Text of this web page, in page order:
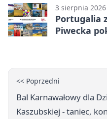
3 sierpnia 2026
Portugalia
Piwecka
<< Poprzedni
Bal Karnawałowy dla
Kaszubskiej - taniec,